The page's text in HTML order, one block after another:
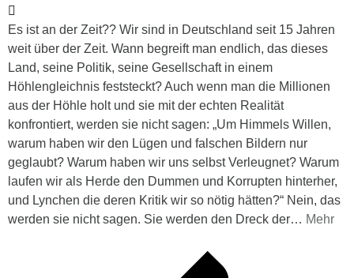
Es ist an der Zeit?? Wir sind in Deutschland seit 15 Jahren
weit über der Zeit. Wann begreift man endlich, das dieses
Land, seine Politik, seine Gesellschaft in einem
Höhlengleichnis feststeckt? Auch wenn man die Millionen
aus der Höhle holt und sie mit der echten Realität
konfrontiert, werden sie nicht sagen: „Um Himmels Willen,
warum haben wir den Lügen und falschen Bildern nur
geglaubt? Warum haben wir uns selbst Verleugnet? Warum
laufen wir als Herde den Dummen und Korrupten hinterher,
und Lynchen die deren Kritik wir so nötig hätten?“ Nein, das
werden sie nicht sagen. Sie werden den Dreck der… Mehr